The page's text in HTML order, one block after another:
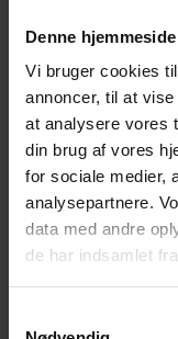
Denne
Vi bruger cookies
annoncer, til at
at analysere vores
din brug af vores
for sociale medier,
analysepartnere.
data med andre
de har indsamlet